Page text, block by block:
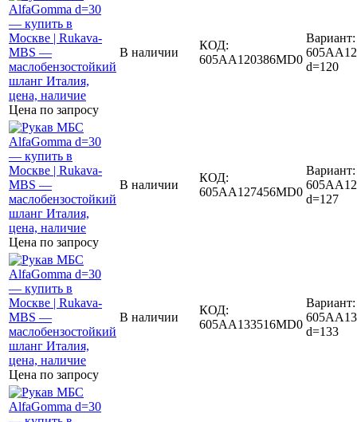
Цена по запросу
В наличии
КОД:
605AA120386MD0
Вариант:
d=120
Цена по запросу
В наличии
КОД:
605AA127456MD0
Вариант:
d=127
Цена по запросу
В наличии
КОД:
605AA133516MD0
Вариант:
d=133